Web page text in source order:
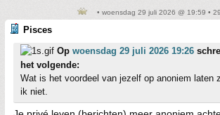
• woensdag 29 juli 2026 @ 19:59 •
Pisces
Op woensdag 29 juli 2026 19:26
het volgende:
Wat is het voordeel van jezelf op anoniem laten
ik niet.